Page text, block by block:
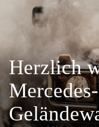
Herzlich